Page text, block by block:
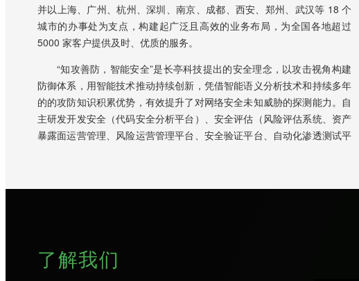
并以上海、广州、杭州、深圳、南京、成都、西安、郑州、武汉等 18 个
城市的办事处为支点，构建起广泛且高效的业务布局，为全国各地超过
5000 家客户提供及时、优质的服务。
“知攻善防，智能安全”是长亭科技提出的安全理念，以攻击视角构建
防御体系，用智能技术推动持续创新，凭借智能语义分析技术和持续多年
的的攻防知识积累优势，有效提升了对网络安全未知威胁的探测能力。自
主研发开发安全（代码安全分析平台）、安全评估（风险评估系统、资产
暴露面运营管理、风险运营管理平台、安全验证平台、自动化渗透测试平
了解我们